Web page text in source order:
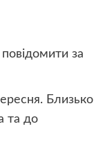
за
Близько
та до